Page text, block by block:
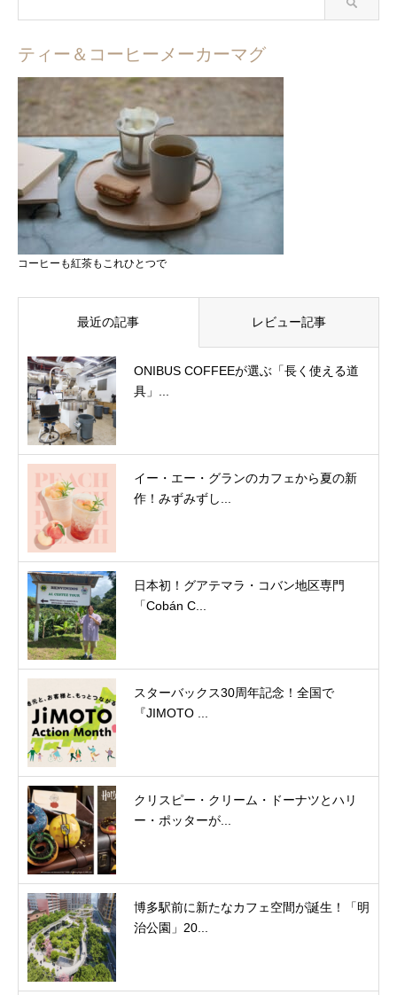
ティー＆コーヒーメーカーマグ
コーヒーも紅茶もこれひとつで
最近の記事 レビュー記事
ONIBUS COFFEEが選ぶ「長く使える道
具」...
イー・エー・グランのカフェから夏の新
作！みずみずし...
日本初！グアテマラ・コバン地区専門
「Cobán C...
スターバックス30周年記念！全国で
『JIMOTO ...
クリスピー・クリーム・ドーナツとハリ
ー・ポッターが...
博多駅前に新たなカフェ空間が誕生！「明
治公園」20...